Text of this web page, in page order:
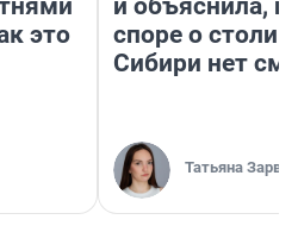
это
и объяснила,
споре о
Сибири нет
Татьяна Зарва